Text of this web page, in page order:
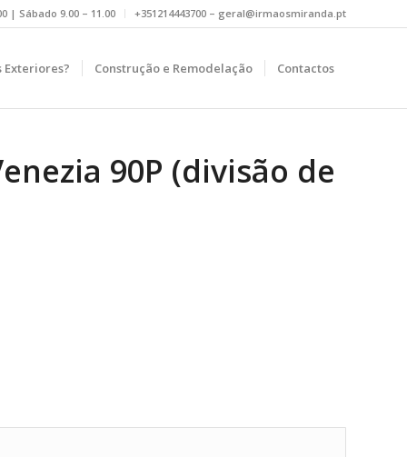
| Sábado 9.00 – 11.00 +351214443700 – geral@irmaosmiranda.pt
Exteriores? Construção e Remodelação Contactos
90P (divisão de